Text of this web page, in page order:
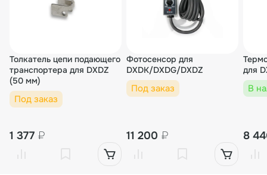
Толкатель цепи подающего
транспортера для DXDZ
(50 мм)
Под заказ
1 377 ₽
Фотосенсор для
DXDK/DXDG/DXDZ
Под заказ
11 200 ₽
для
В
8